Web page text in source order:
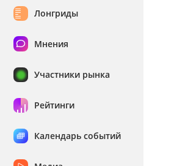
Лонгриды
Мнения
Участники рынка
Рейтинги
Календарь событий